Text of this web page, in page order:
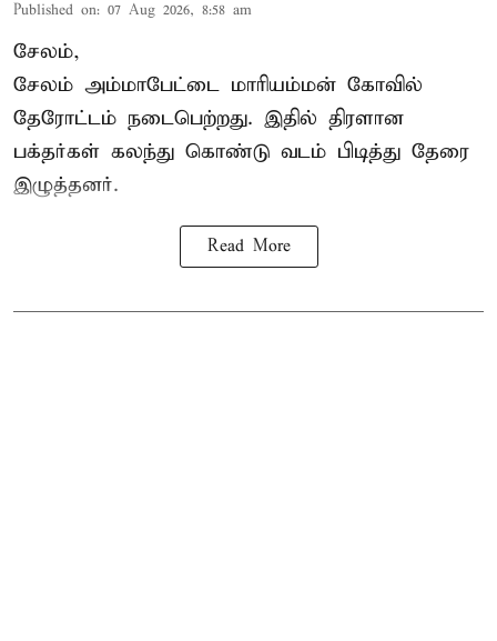
Published on: 07 Aug 2026, 8:58 am
சேலம்,
சேலம் அம்மாபேட்டை மாரியம்மன் கோவில்
தேரோட்டம் நடைபெற்றது. இதில் திரளான
பக்தர்கள் கலந்து கொண்டு வடம் பிடித்து தேரை
இழுத்தனர்.
Read More